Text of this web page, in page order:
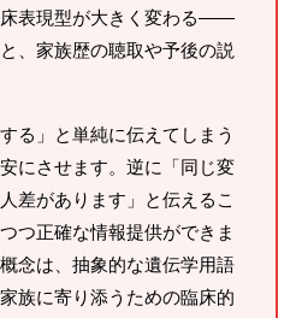
表現型が大きく変わる——
、家族歴の聴取や予後の説
る」と単純に伝えてしまう
にさせます。逆に「同じ変
差があります」と伝えるこ
つ正確な情報提供ができま
念は、抽象的な遺伝学用語
族に寄り添うための臨床的